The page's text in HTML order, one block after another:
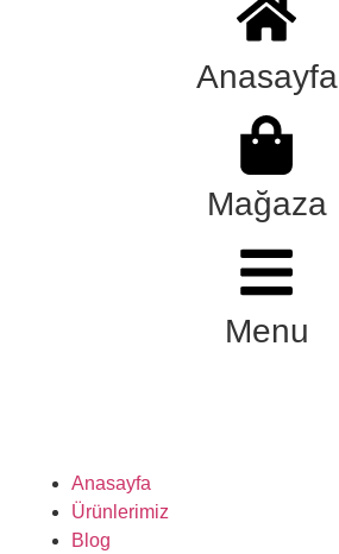
Anasayfa
Mağaza
Menu
Anasayfa
Ürünlerimiz
Blog